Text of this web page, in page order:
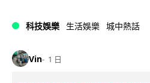
科技娛樂 生活娛樂 城中熱話
Vin 1 日